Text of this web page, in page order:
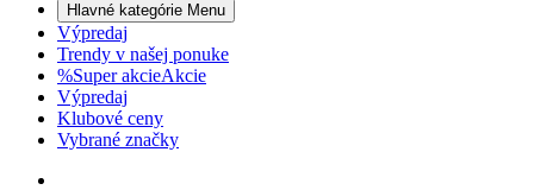
Hlavné kategórie Menu
Výpredaj
Trendy v našej ponuke
%Super akcieAkcie
Výpredaj
Klubové ceny
Vybrané značky